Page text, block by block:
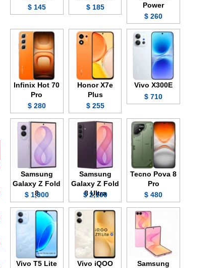
Power
260 $
185 $
145 $
Vivo X300E
710 $
Honor X7e
Plus
255 $
Infinix Hot 70
Pro
280 $
Tecno Pova 8
Pro
480 $
Samsung
Galaxy Z Fold
8 Ultra
2,100 $
Samsung
Galaxy Z Fold
8
1,900 $
Samsung
Vivo iQOO
Vivo T5 Lite